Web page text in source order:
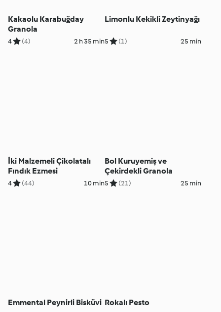
Kakaolu Karabuğday
Granola
4 (4) 2 h 35 min
Limonlu Kekikli Zeytinyağı
5 (1) 25 min
İki Malzemeli Çikolatalı
Fındık Ezmesi
4 (44) 10 min
Bol Kuruyemiş ve
Çekirdekli Granola
5 (21) 25 min
Emmental Peynirli Bisküvi Rokalı Pesto